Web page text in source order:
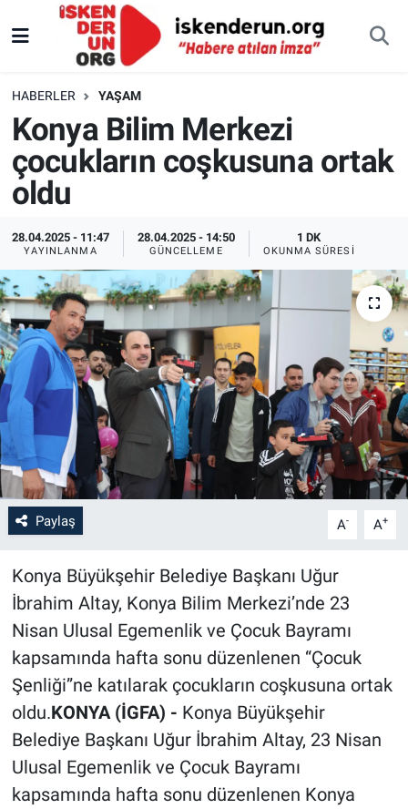
HABERLER YAŞAM
Konya Bilim Merkezi
çocukların coşkusuna ortak
oldu
28.04.2025 - 11:47
YAYINLANMA
28.04.2025 - 14:50
GÜNCELLEME
1 DK
OKUNMA SÜRESI
Paylaş A- A+
Konya Büyükşehir Belediye Başkanı Uğur
İbrahim Altay, Konya Bilim Merkezi’nde 23
Nisan Ulusal Egemenlik ve Çocuk Bayramı
kapsamında hafta sonu düzenlenen “Çocuk
Şenliği”ne katılarak çocukların coşkusuna ortak
oldu.KONYA (İGFA) - Konya Büyükşehir
Belediye Başkanı Uğur İbrahim Altay, 23 Nisan
Ulusal Egemenlik ve Çocuk Bayramı
kapsamında hafta sonu düzenlenen Konya